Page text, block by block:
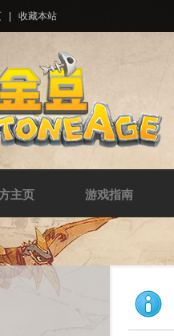
收藏本站
主页 游戏指南